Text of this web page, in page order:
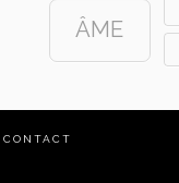
ÂME
CONTACT